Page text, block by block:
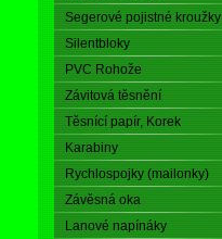
Segerové pojistné kroužky
Silentbloky
PVC Rohože
Závitová těsnění
Těsnící papír, Korek
Karabiny
Rychlospojky (mailonky)
Závěsná oka
Lanové napínáky